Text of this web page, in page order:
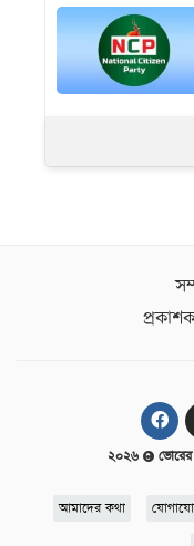
২০২৬ ভোরের
আমাদের কথা